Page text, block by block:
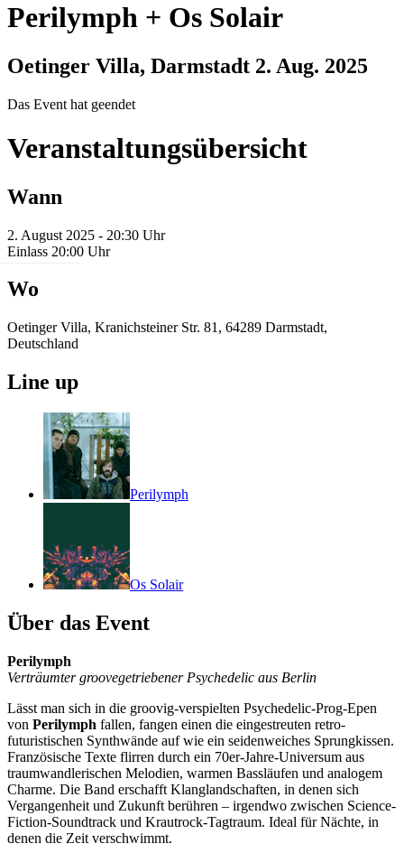
Perilymph + Os Solair
Oetinger Villa, Darmstadt 2. Aug. 2025
Das Event hat geendet
Veranstaltungsübersicht
Wann
2. August 2025 - 20:30 Uhr
Einlass 20:00 Uhr
Wo
Oetinger Villa, Kranichsteiner Str. 81, 64289 Darmstadt,
Deutschland
Line up
Perilymph
Os Solair
Über das Event
Perilymph
Verträumter groovegetriebener Psychedelic aus Berlin
Lässt man sich in die groovig-verspielten Psychedelic-Prog-Epen
von Perilymph fallen, fangen einen die eingestreuten retro-
futuristischen Synthwände auf wie ein seidenweiches Sprungkissen.
Französische Texte flirren durch ein 70er-Jahre-Universum aus
traumwandlerischen Melodien, warmen Bassläufen und analogem
Charme. Die Band erschafft Klanglandschaften, in denen sich
Vergangenheit und Zukunft berühren – irgendwo zwischen Science-
Fiction-Soundtrack und Krautrock-Tagtraum. Ideal für Nächte, in
denen die Zeit verschwimmt.